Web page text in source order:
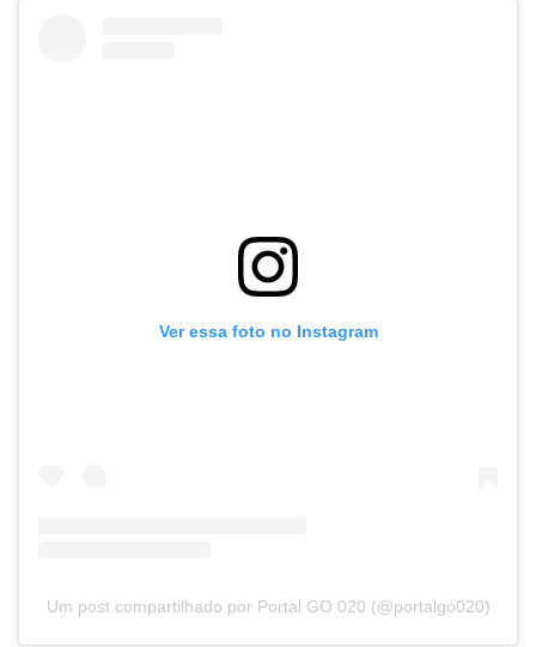
Ver essa foto no Instagram
Um post compartilhado por Portal GO 020 (@portalgo020)